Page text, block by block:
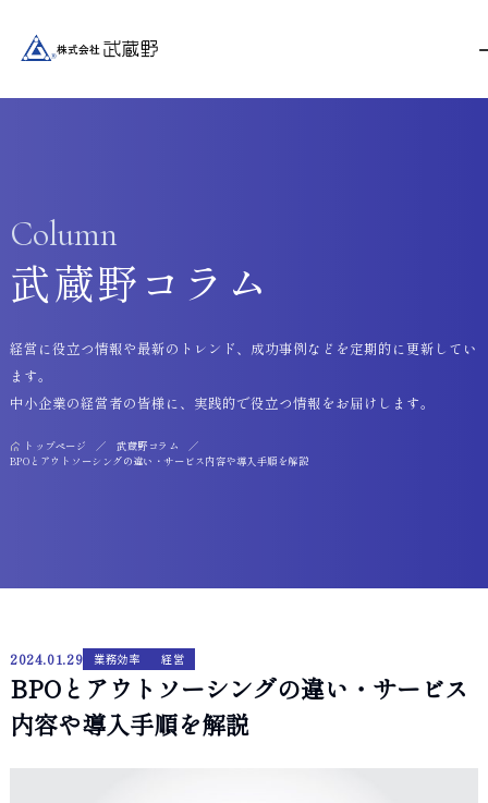
Column
武蔵野コラム
トップページ
武蔵野コラム
BPOとアウトソーシングの違い・サービス内容や導入手順を解説
経営に役立つ情報や最新のトレンド、成功事例などを定期的に更新してい
ます。
中小企業の経営者の皆様に、実践的で役立つ情報をお届けします。
2024.01.29 業務効率 経営
BPOとアウトソーシングの違い・サービス
内容や導入手順を解説